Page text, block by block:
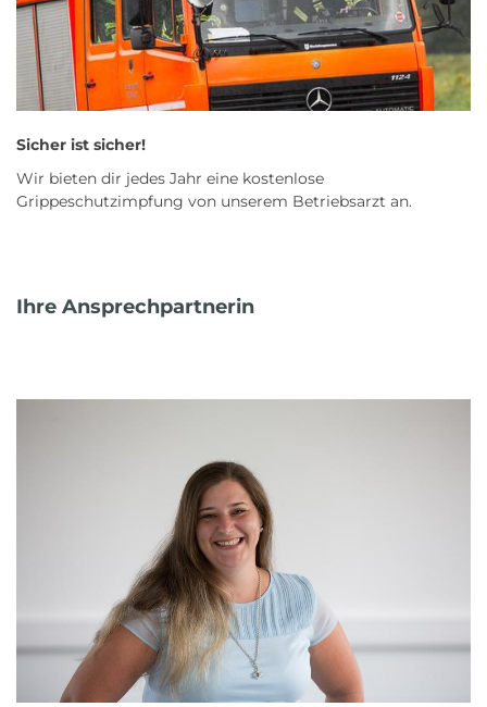
Sicher ist sicher!
Wir bieten dir jedes Jahr eine kostenlose
Grippeschutzimpfung von unserem Betriebsarzt an.
Ihre Ansprechpartnerin